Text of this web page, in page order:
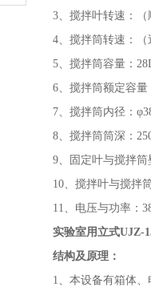
3、搅拌叶转速：
4、搅拌筒转速：
5、搅拌筒容量：
6、搅拌筒额定容
7、搅拌筒内径：
8、搅拌筒筒深：
9、固定叶与搅拌筒
10、搅拌叶与搅拌
11、电压与功率：
实验室用立式UJZ-
结构及原理：
1、本设备有箱体